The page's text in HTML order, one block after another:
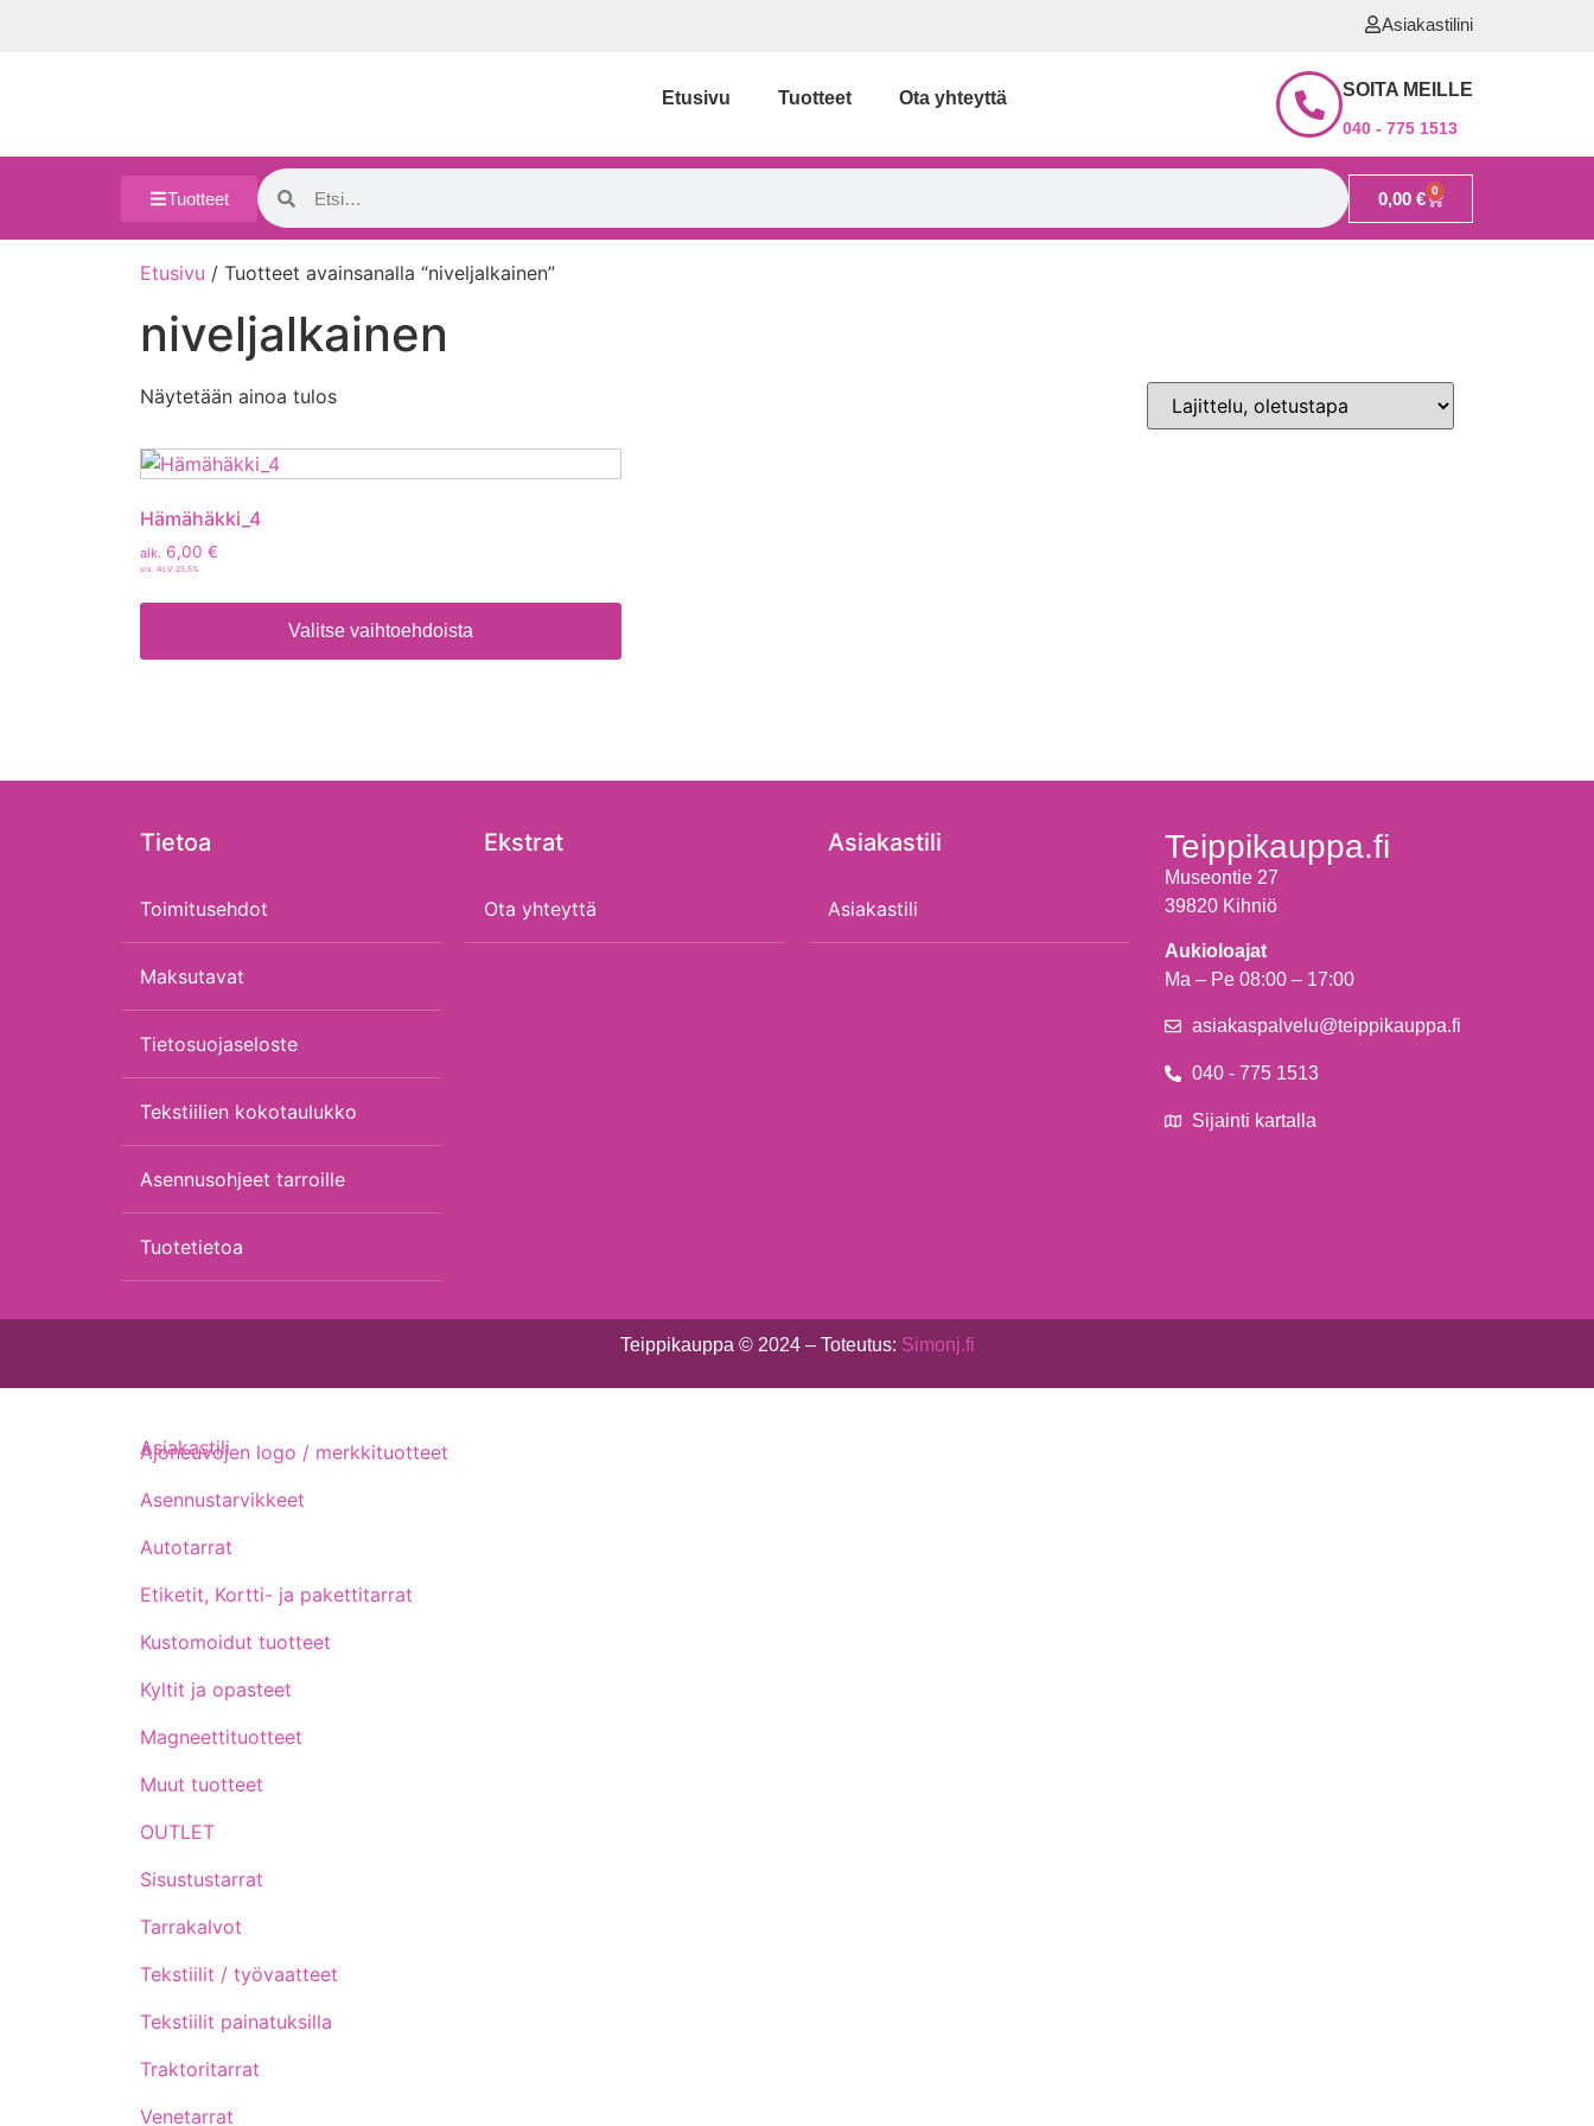
Asiakastilini
Etusivu Tuotteet Ota yhteyttä SOITA MEILLE
040 - 775 1513
Tuotteet 0,00 € 0
Etusivu / Tuotteet avainsanalla “niveljalkainen”
niveljalkainen
Näytetään ainoa tulos
Hämähäkki_4
alk. 6,00 €
sis. ALV 25,5%
Valitse vaihtoehdoista
Tietoa
Toimitusehdot
Maksutavat
Tietosuojaseloste
Tekstiilien kokotaulukko
Asennusohjeet tarroille
Tuotetietoa
Ekstrat
Ota yhteyttä
Asiakastili
Asiakastili
Teippikauppa.fi
Museontie 27
39820 Kihniö
Aukioloajat
Ma – Pe 08:00 – 17:00
asiakaspalvelu@teippikauppa.fi
040 - 775 1513
Sijainti kartalla
Teippikauppa © 2024 – Toteutus: Simonj.fi
Ajoneuvojen logo / merkkituotteet
Asennustarvikkeet
Autotarrat
Etiketit, Kortti- ja pakettitarrat
Kustomoidut tuotteet
Kyltit ja opasteet
Magneettituotteet
Muut tuotteet
OUTLET
Sisustustarrat
Tarrakalvot
Tekstiilit / työvaatteet
Tekstiilit painatuksilla
Traktoritarrat
Venetarrat
Asiakastili